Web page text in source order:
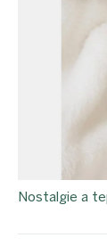
Nostalgie a